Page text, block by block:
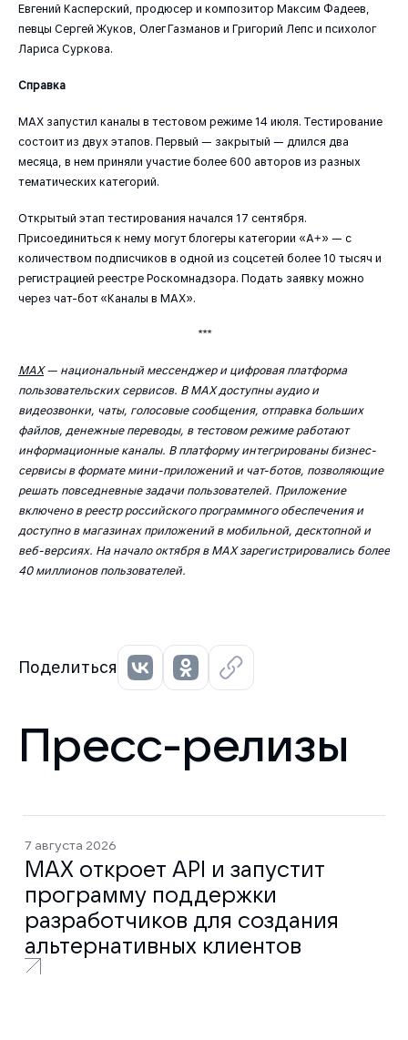
Евгений Касперский, продюсер и композитор Максим Фадеев,
певцы Сергей Жуков, Олег Газманов и Григорий Лепс и психолог
Лариса Суркова.
Справка
МАХ запустил каналы в тестовом режиме 14 июля. Тестирование
состоит из двух этапов. Первый — закрытый — длился два
месяца, в нем приняли участие более 600 авторов из разных
тематических категорий.
Открытый этап тестирования начался 17 сентября.
Присоединиться к нему могут блогеры категории «А+» — с
количеством подписчиков в одной из соцсетей более 10 тысяч и
регистрацией реестре Роскомнадзора. Подать заявку можно
через чат-бот «Каналы в МАХ».
***
MAX— национальный мессенджер и цифровая платформа
пользовательских сервисов. В МАХ доступны аудио и
видеозвонки, чаты, голосовые сообщения, отправка больших
файлов, денежные переводы, в тестовом режиме работают
информационные каналы. В платформу интегрированы бизнес-
сервисы в формате мини-приложений и чат-ботов, позволяющие
решать повседневные задачи пользователей. Приложение
включено в реестр российского программного обеспечения и
доступно в магазинах приложений в мобильной, десктопной и
веб-версиях. На начало октября в МАХ зарегистрировались более
40 миллионов пользователей.
Поделиться
Пресс-релизы
7 августа 2026
MAX откроет API и запустит
программу поддержки
разработчиков для создания
альтернативных клиентов